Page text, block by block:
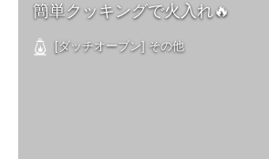
簡単クッキングで火入れ🔥
[ダッチオーブン] その他